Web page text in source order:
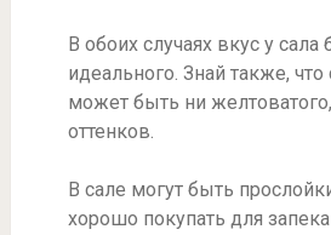
В обоих случаях вкус у сала
идеального. Знай также,
может быть ни
оттенков.
В сале могут быть
хорошо покупать для